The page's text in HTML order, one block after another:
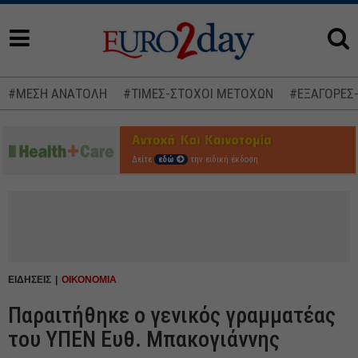
#ΜΕΣΗ ΑΝΑΤΟΛΗ #ΤΙΜΕΣ-ΣΤΟΧΟΙ ΜΕΤΟΧΩΝ
Δείτε εδώ την ειδική έκδοση
ΕΙΔΗΣΕΙΣ ΟΙΚΟΝΟΜΙΑ
Παραιτήθηκε ο γενικός γραμματέας
του ΥΠΕΝ Ευθ. Μπακογιάννης